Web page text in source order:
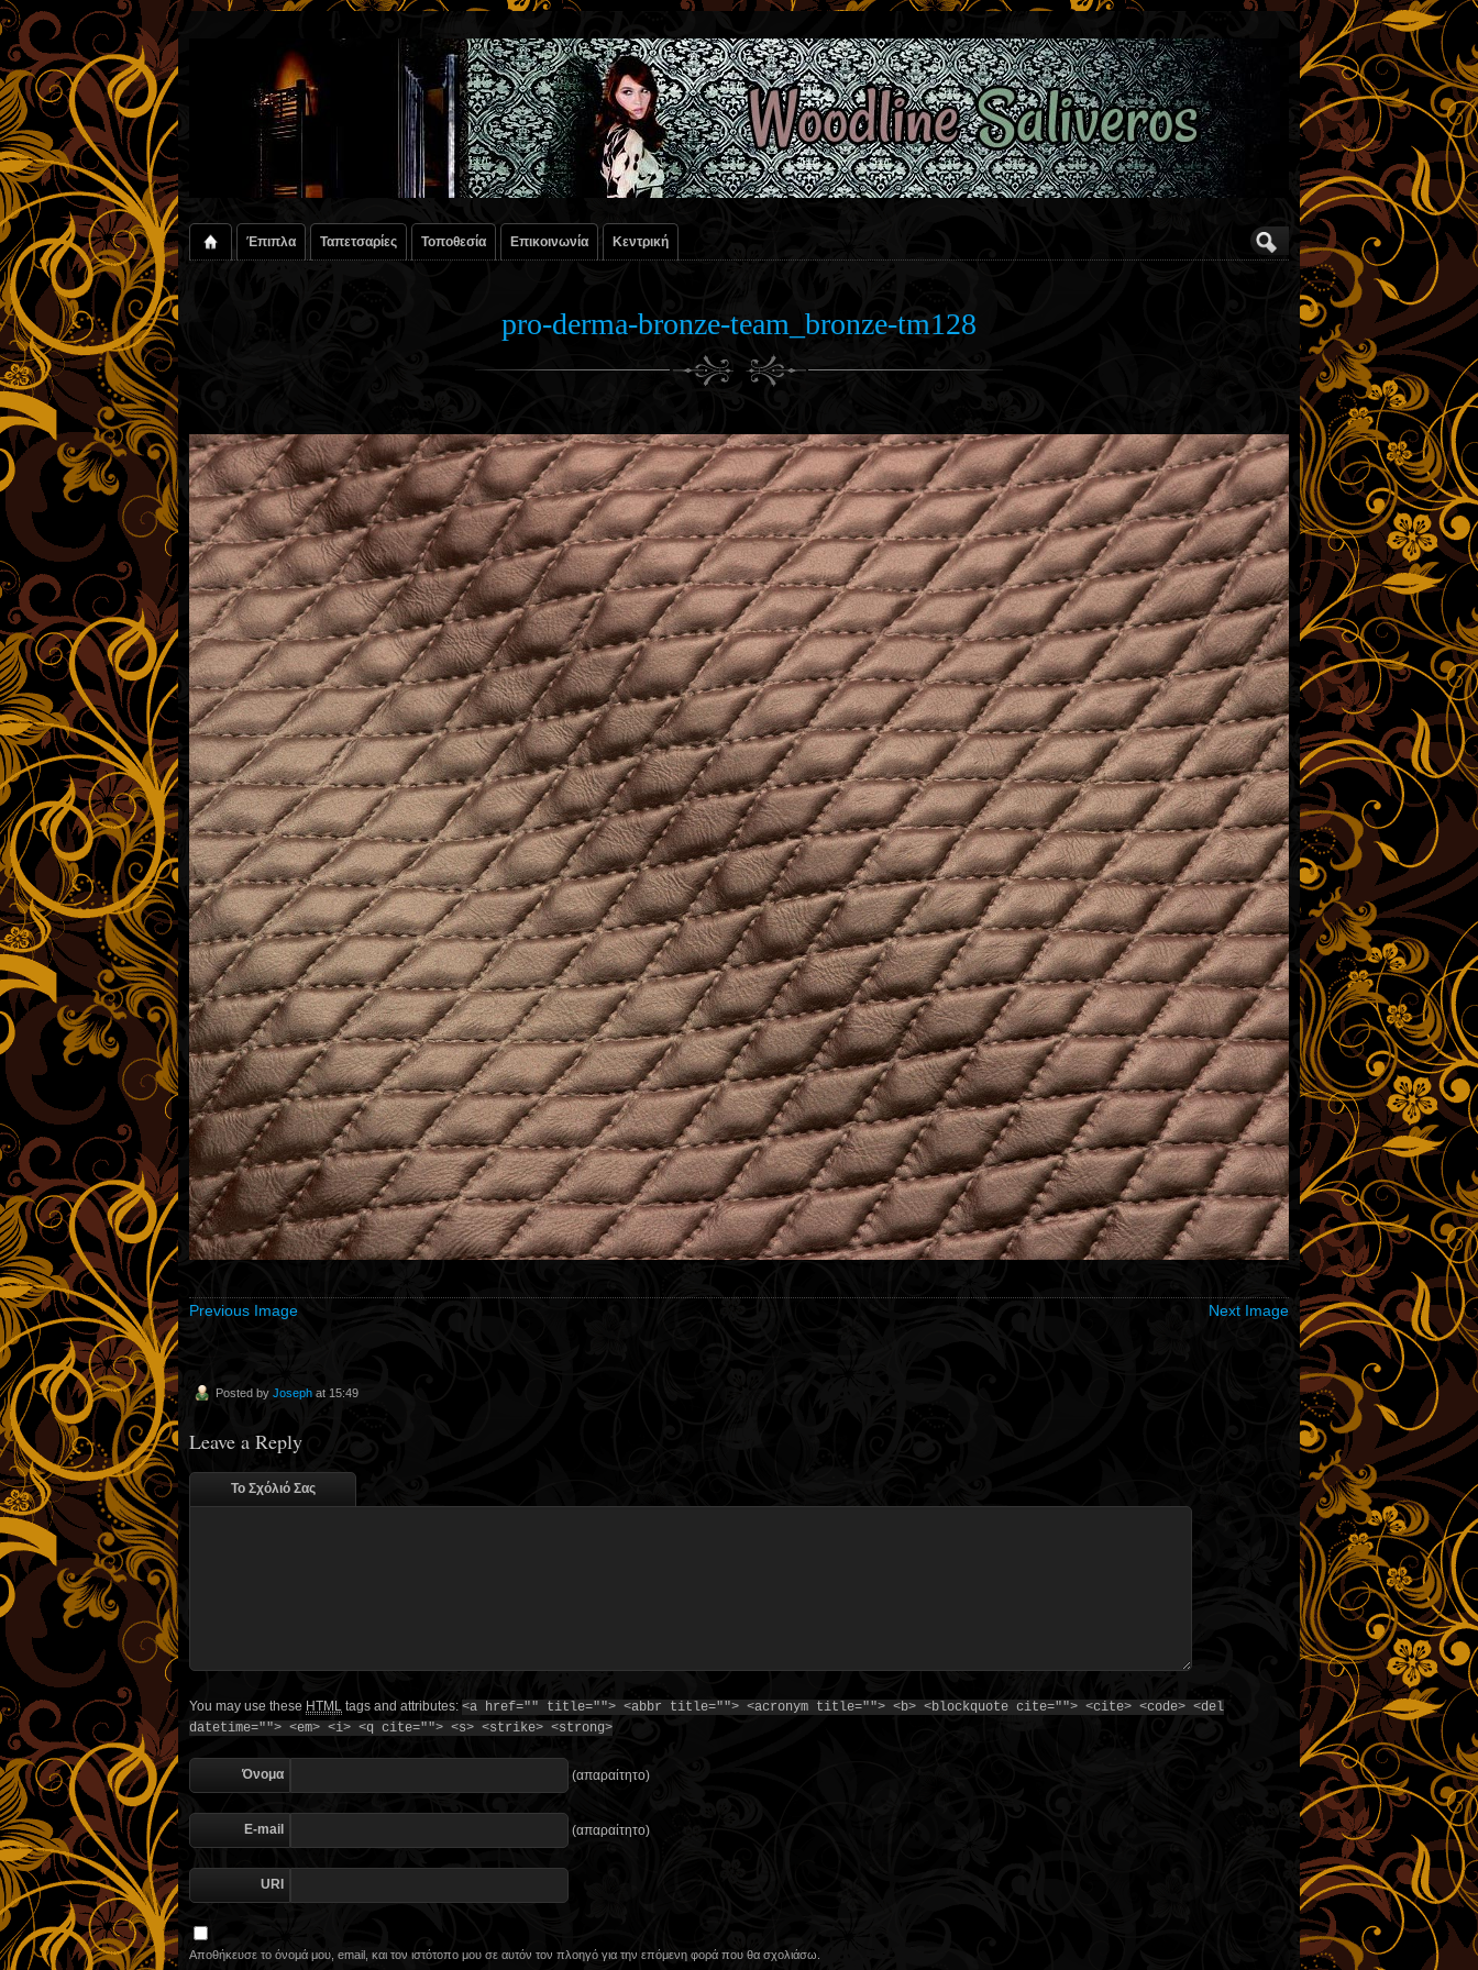
Έπιπλα Ταπετσαρίες Τοποθεσία Επικοινωνία Κεντρική
pro-derma-bronze-team_bronze-tm128
Previous Image Next Image
Posted by Joseph at 15:49
Leave a Reply
Το Σχόλιό Σας
You may use these HTML tags and attributes: <a href="" title=""> <abbr title=""> <acronym title=""> <b> <blockquote cite=""> <cite> <code> <del
datetime=""> <em> <i> <q cite=""> <s> <strike> <strong>
Όνομα (απαραίτητο)
E-mail (απαραίτητο)
URI
Αποθήκευσε το όνομά μου, email, και τον ιστότοπο μου σε αυτόν τον πλοηγό για την επόμενη φορά που θα σχολιάσω.